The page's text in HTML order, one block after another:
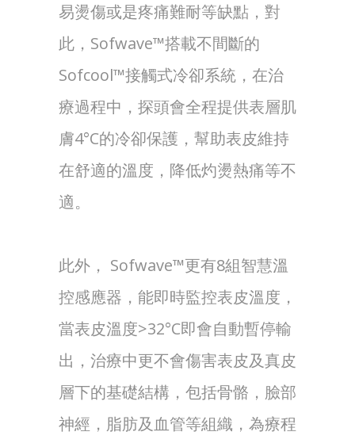
易燙傷或是疼痛難耐等缺點，對
此，Sofwave™搭載不間斷的
Sofcool™接觸式冷卻系統，在治
療過程中，探頭會全程提供表層肌
膚4°C的冷卻保護，幫助表皮維持
在舒適的溫度，降低灼燙熱痛等不
適。
此外， Sofwave™更有8組智慧溫
控感應器，能即時監控表皮溫度，
當表皮溫度>32°C即會自動暫停輸
出，治療中更不會傷害表皮及真皮
層下的基礎結構，包括骨骼，臉部
神經，脂肪及血管等組織，為療程